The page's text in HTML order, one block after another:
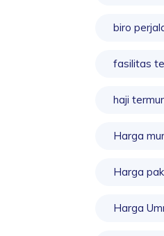
biro
fasilitas
haji
Harga
Harga
Harga